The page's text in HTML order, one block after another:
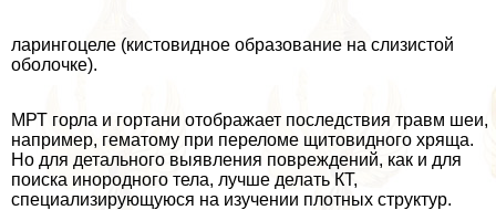
ларингоцеле (кистовидное образование на слизистой
оболочке).
МРТ горла и гортани отображает последствия травм шеи,
например, гематому при переломе щитовидного хряща.
Но для детального выявления повреждений, как и для
поиска инородного тела, лучше делать КТ,
специализирующуюся на изучении плотных структур.